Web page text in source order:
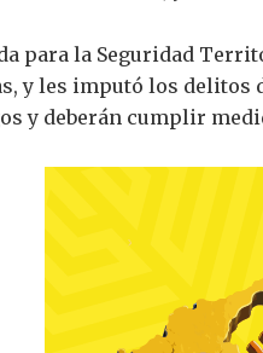
para la Seguridad
y les imputó los delitos
y deberán cumplir